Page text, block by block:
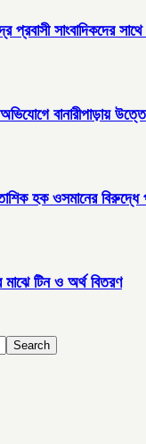
প্রবাসী সাংবাদিকদের
বানারীপাড়ায়
হক ওসমানের বিরুদ্ধে
মাঝে টিন ও অর্থ বিতরণ
Search